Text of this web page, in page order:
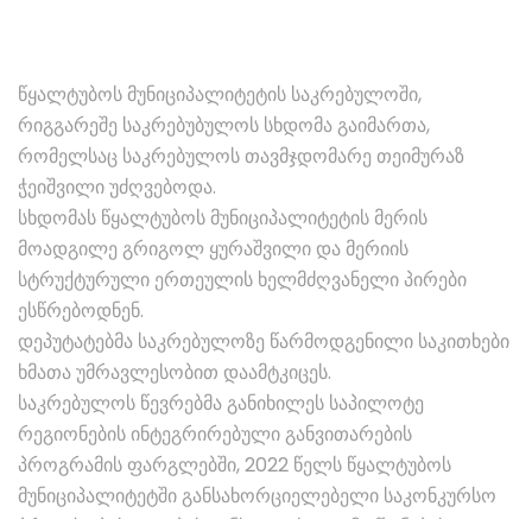
წყალტუბოს მუნიციპალიტეტის საკრებულოში,
რიგგარეშე საკრებუბულოს სხდომა გაიმართა,
რომელსაც საკრებულოს თავმჯდომარე თეიმურაზ
ჭეიშვილი უძღვებოდა.
სხდომას წყალტუბოს მუნიციპალიტეტის მერის
მოადგილე გრიგოლ ყურაშვილი და მერიის
სტრუქტურული ერთეულის ხელმძღვანელი პირები
ესწრებოდნენ.
დეპუტატებმა საკრებულოზე წარმოდგენილი საკითხები
ხმათა უმრავლესობით დაამტკიცეს.
საკრებულოს წევრებმა განიხილეს საპილოტე
რეგიონების ინტეგრირებული განვითარების
პროგრამის ფარგლებში, 2022 წელს წყალტუბოს
მუნიციპალიტეტში განსახორციელებელი საკონკურსო